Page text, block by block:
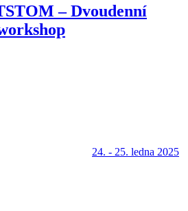
– Dvoudenní
24. - 25. ledna 2025